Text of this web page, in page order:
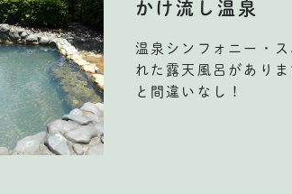
かけ流し温泉
温泉シンフォニー・
れた露天風呂があり
と間違いなし！